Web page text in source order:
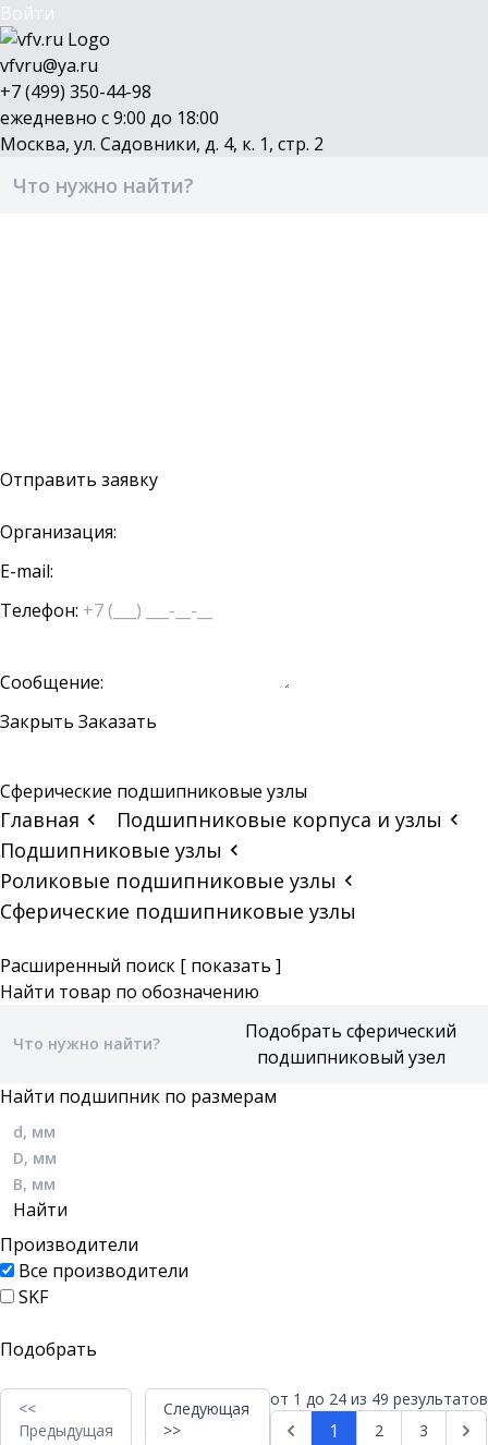
Войти
vfvru@ya.ru
+7 (499) 350-44-98
ежедневно с 9:00 до 18:00
Москва, ул. Садовники, д. 4, к. 1, стр. 2
Отправить заявку
Организация:
E-mail:
Телефон:
Сообщение:
Закрыть Заказать
Сферические подшипниковые узлы
Главная
Подшипниковые корпуса и узлы
Подшипниковые узлы
Роликовые подшипниковые узлы
Сферические подшипниковые узлы
Расширенный поиск [ показать ]
Найти товар по обозначению
Найти подшипник по размерам
Производители
Все производители
SKF
<<
Предыдущая
Следующая
>>
от 1 до 24 из 49 результатов
1 2 3